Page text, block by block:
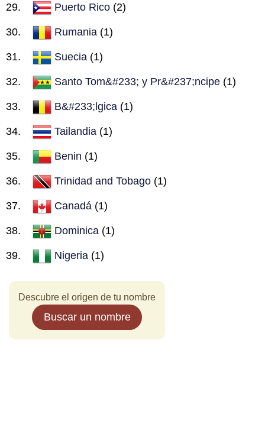
Puerto Rico (2)
Rumania (1)
Suecia (1)
Santo Tom&#233; y Pr&#237;ncipe (1)
B&#233;lgica (1)
Tailandia (1)
Benin (1)
Trinidad and Tobago (1)
Canadá (1)
Dominica (1)
Nigeria (1)
Descubre el origen de tu nombre
Buscar un nombre